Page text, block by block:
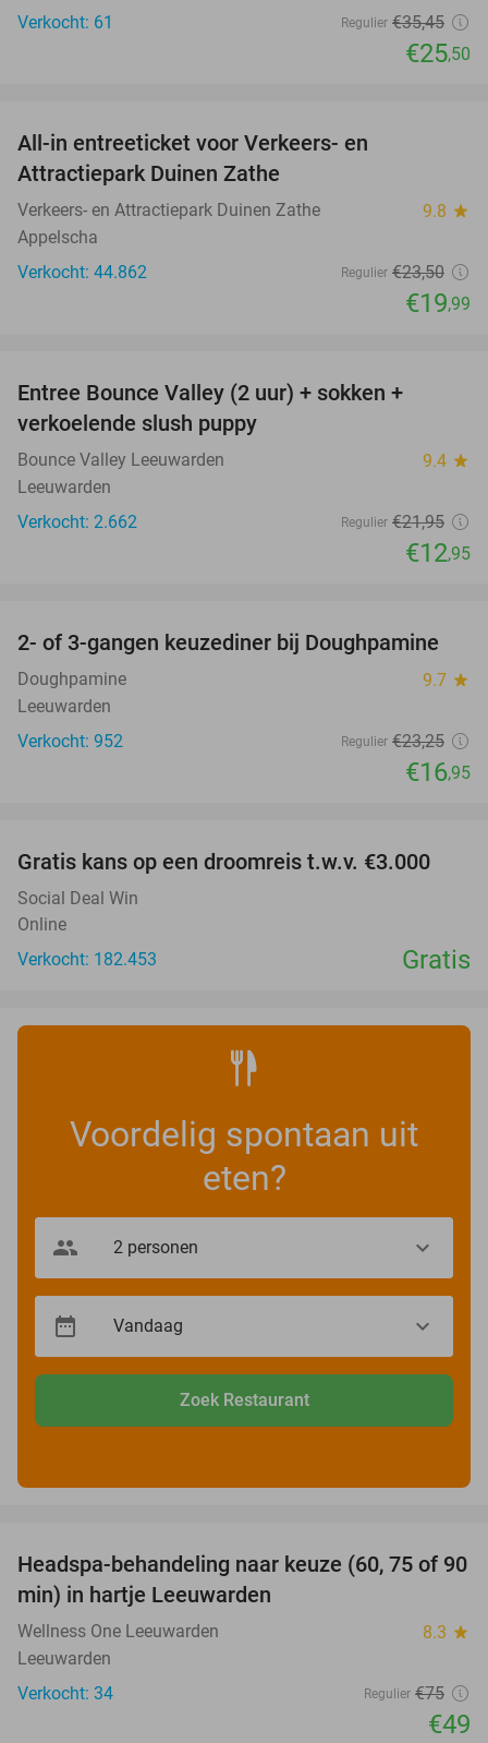
Verkocht: 61
Regulier €35,45
€25,50
All-in entreeticket voor Verkeers- en
Attractiepark Duinen Zathe
Verkeers- en Attractiepark Duinen Zathe 9.8 star
Appelscha
Verkocht: 44.862
Regulier €23,50
€19,99
Entree Bounce Valley (2 uur) + sokken +
verkoelende slush puppy
Bounce Valley Leeuwarden 9.4 star
Leeuwarden
Verkocht: 2.662
Regulier €21,95
€12,95
27%
2- of 3-gangen keuzediner bij Doughpamine
Doughpamine 9.7 star
Leeuwarden
Verkocht: 952
Regulier €23,25
€16,95
Gratis kans op een droomreis t.w.v. €3.000
Social Deal Win
Online
Verkocht: 182.453
Gratis
Voordelig spontaan uit
eten?
Zoek Restaurant
35%
Headspa-behandeling naar keuze (60, 75 of 90
min) in hartje Leeuwarden
Wellness One Leeuwarden 8.3 star
Leeuwarden
Verkocht: 34
Regulier €75
€49